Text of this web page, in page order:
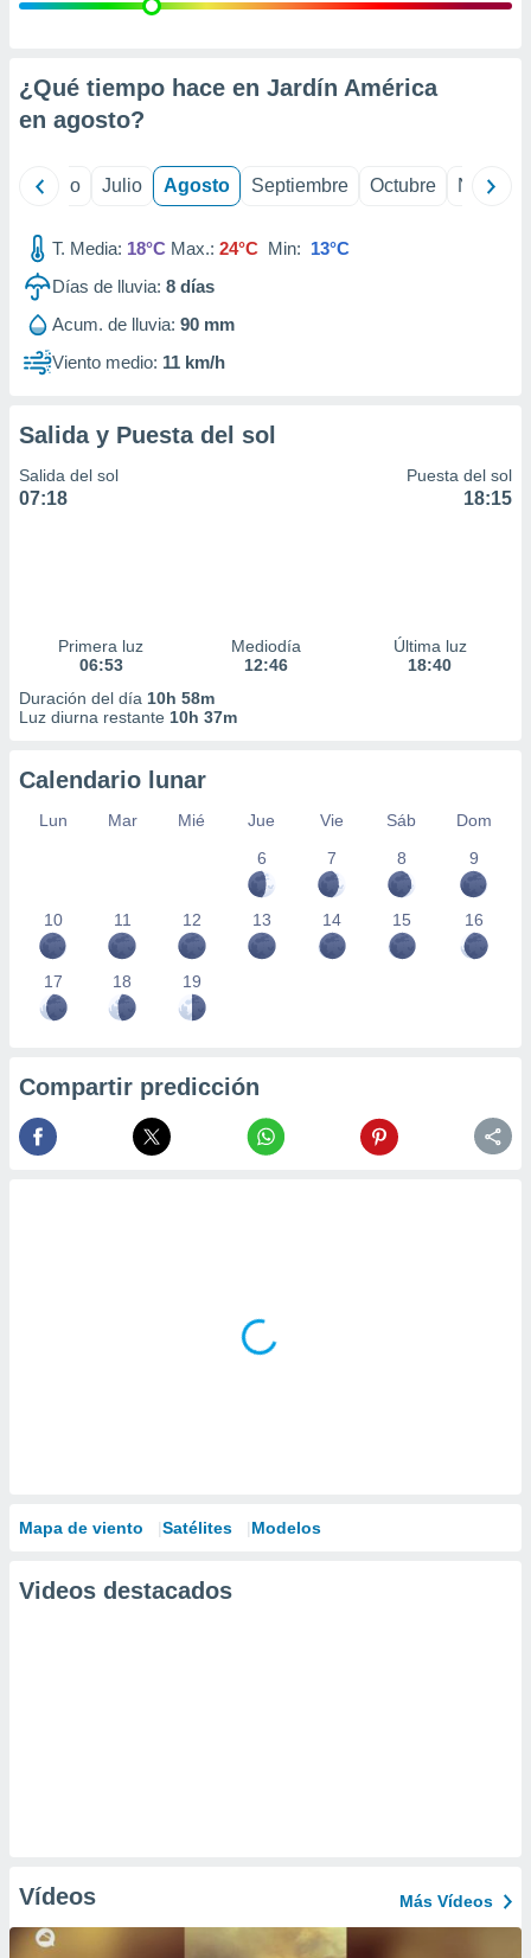
e
mediante
publicidad
de
1199
¿Qué tiempo hace en Jardín América
en agosto?
Junio Julio Agosto Septiembre Octubre
T. Media: 18°C Max.: 24°C Min: 13°C
Días de lluvia: 8 días
Acum. de lluvia: 90 mm
Viento medio: 11 km/h
Salida y Puesta del sol
Salida del sol
07:18
Puesta del sol
18:15
Primera luz
06:53
Mediodía
12:46
Última luz
18:40
Duración del día 10h 58m
Luz diurna restante 10h 37m
Calendario lunar
Lun Mar Mié Jue Vie Sáb
Dom
6
7 8 9
10 11 12 13 14 15 16
17 18 19
Compartir predicción
Mapa de viento Satélites Modelos
Videos destacados
Vídeos Más Vídeos